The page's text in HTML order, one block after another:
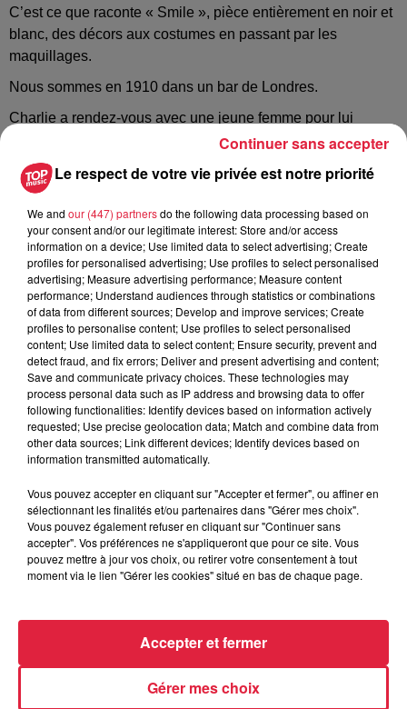
C’est ce que raconte « Smile », pièce entièrement en noir et
blanc, des décors aux costumes en passant par les
maquillages.
Nous sommes en 1910 dans un bar de Londres.
Charlie a rendez-vous avec une jeune femme pour lui
Et ce rendez-vous pourrait bien changer sa vie…
accélérés, flashbacks et changements de points de vues,
cette pièce va vous plonger dans l’univers du cinéma de
Chaplin le temps d’une bulle de tendresse et de poésie.
Le respect de votre vie privée est notre priorité
We and our (447) partnersdo the following data processing based on
your consent and/or our legitimate interest: Store and/or access
information on a device; Use limited data to select advertising; Create
profiles for personalised advertising; Use profiles to select personalised
advertising; Measure advertising performance; Measure content
performance; Understand audiences through statistics or combinations
of data from different sources; Develop and improve services; Create
profiles to personalise content; Use profiles to select personalised
content; Use limited data to select content; Ensure security, prevent and
detect fraud, and fix errors; Deliver and present advertising and content;
Save and communicate privacy choices. These technologies may
process personal data such as IP address and browsing data to offer
following functionalities: Identify devices based on information actively
requested; Use precise geolocation data; Match and combine data from
other data sources; Link different devices; Identify devices based on
information transmitted automatically.
Vous pouvez accepter en cliquant sur "Accepter et fermer", ou affiner en
sélectionnant les finalités et/ou partenaires dans "Gérer mes choix".
Vous pouvez également refuser en cliquant sur "Continuer sans
accepter". Vos préférences ne s'appliqueront que pour ce site. Vous
pouvez mettre à jour vos choix, ou retirer votre consentement à tout
moment via le lien "Gérer les cookies" situé en bas de chaque page.
Gérer mes choix
Accepter et fermer
Continuer sans accepter